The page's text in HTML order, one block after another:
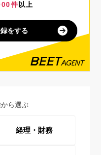
件以上
をする
ら選ぶ
経理・財務